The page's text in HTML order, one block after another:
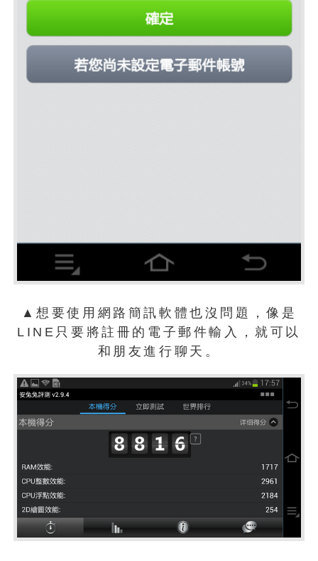
▲想要使用網路簡訊軟體也沒問題，像是
LINE只要將註冊的電子郵件輸入，就可以
和朋友進行聊天。